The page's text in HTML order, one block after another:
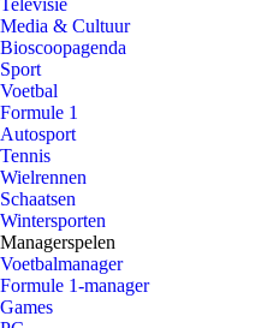
Televisie
Media & Cultuur
Bioscoopagenda
Sport
Voetbal
Formule 1
Autosport
Tennis
Wielrennen
Schaatsen
Wintersporten
Managerspelen
Voetbalmanager
Formule 1-manager
Games